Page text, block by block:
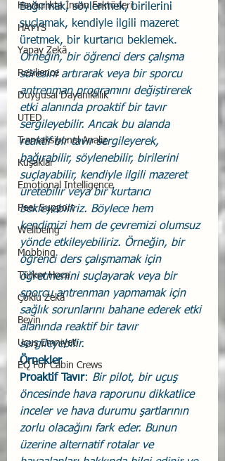
Havacılıkta İnsan Faktörleri
HAYYS
Yapay Zekâ
Resilience
Duygusal Dayanıklılık
UTED
Transaksiyonel Analiz
Kuşaklar
Emotional Intelligence
Peer Support
Wellbeing
Mobbing
Türker Hoca
Çoklu Zekâ
Beyin
Uçuş Emniyeti
EQ For Cabin Crews
Bağırmak, söylenmek, birilerini
suçlamak, kendiyle ilgili mazeret
üretmek, bir kurtarıcı beklemek.
Örneğin, bir öğrenci ders çalışma
süresini artırarak veya bir sporcu
antrenman programını değiştirerek
etki alanında proaktif bir tavır
sergileyebilir. Ancak bu alanda
reaktif bir tavır sergileyerek,
bağırabilir, söylenebilir, birilerini
suçlayabilir, kendiyle ilgili mazeret
üretebilir veya bir kurtarıcı
bekleyebiliriz. Böylece hem
kendimizi hem de çevremizi olumsuz
yönde etkileyebiliriz. Örneğin, bir
öğrenci ders çalışmamak için
öğretmenini suçlayarak veya bir
sporcu antrenman yapmamak için
sağlık sorunlarını bahane ederek etki
alanında reaktif bir tavır
sergileyebilir.
Örnekler
Proaktif Tavır: Bir pilot, bir uçuş
öncesinde hava raporunu dikkatlice
inceler ve hava durumu şartlarının
zorlu olacağını fark eder. Bunun
üzerine alternatif rotalar ve